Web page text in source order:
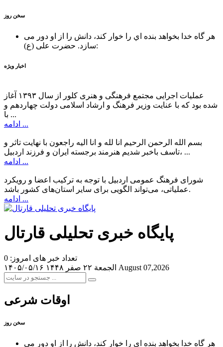
سخن روز
هر گاه خدا بخواهد بنده اي را خوار كند، دانش را از او دور می
سازد.حضرت علی (ع):
اخبار ویژه
عملیات اجرایی مجتمع فرهنگی و هنری کلور از سال ۱۳۹۳ آغاز
شده بود که با عنایت وزیر فرهنگ و ارشاد اسلامی دولت چهاردهم و
با ...
ادامه ...
بسم الله الرحمن الرحیم انا لله و انا الیه راجعون با نهایت تاثر و
تاسف باخبر شدیم هنرمند برجسته ایران و فرزند اردبیل، ...
ادامه ...
شورای فرهنگ عمومی اردبیل با توجه به ترکیب اعضا و رویکرد
عملیاتی، می‌تواند الگویی برای سایر استان‌های کشور باشد.
ادامه ...
پایگاه خبری تحلیلی قارتال
تعداد خبر های امروز: 0
۱۴۰۵/۰۵/۱۶
الجمعة ۲۲ صفر ۱۴۴۸ August 07,2026
اوقات شرعی
سخن روز
هر گاه خدا بخواهد بنده اي را خوار كند، دانش را از او دور می